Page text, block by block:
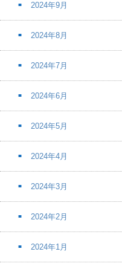
2024年9月
2024年8月
2024年7月
2024年6月
2024年5月
2024年4月
2024年3月
2024年2月
2024年1月